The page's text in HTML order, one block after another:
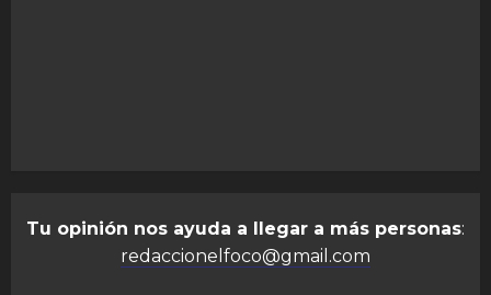
Tu opinión nos ayuda a llegar a más personas:
redaccionelfoco@gmail.com